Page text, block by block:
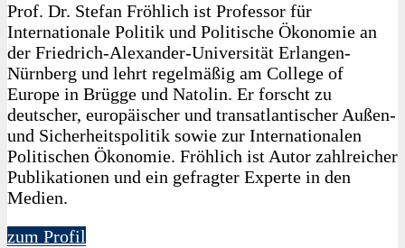
Prof. Dr. Stefan Fröhlich ist Professor für
Internationale Politik und Politische Ökonomie an
der Friedrich-Alexander-Universität Erlangen-
Nürnberg und lehrt regelmäßig am College of
Europe in Brügge und Natolin. Er forscht zu
deutscher, europäischer und transatlantischer Außen-
und Sicherheitspolitik sowie zur Internationalen
Politischen Ökonomie. Fröhlich ist Autor zahlreicher
Publikationen und ein gefragter Experte in den
Medien.
zum Profil